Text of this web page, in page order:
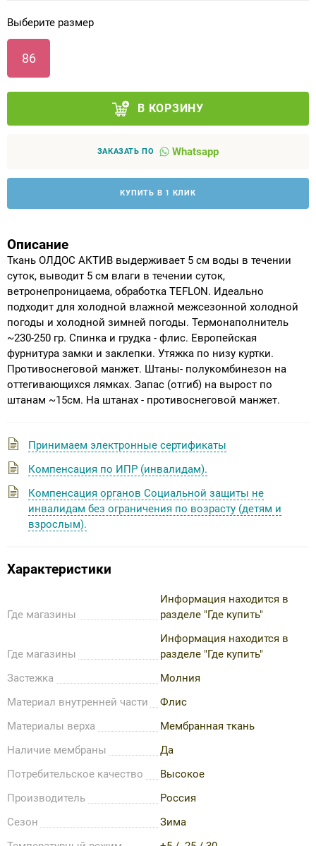
Выберите размер
86
В КОРЗИНУ
ЗАКАЗАТЬ ПО Whatsapp
КУПИТЬ В 1 КЛИК
Описание
Ткань ОЛДОС АКТИВ выдерживает 5 см воды в течении
суток, выводит 5 см влаги в течении суток,
ветронепроницаема, обработка TEFLON. Идеально
подходит для холодной влажной межсезонной холодной
погоды и холодной зимней погоды. Термонаполнитель
~230-250 гр. Спинка и грудка - флис. Европейская
фурнитура замки и заклепки. Утяжка по низу куртки.
Противоснеговой манжет. Штаны- полукомбинезон на
оттегивающихся лямках. Запас (отгиб) на вырост по
штанам ~15см. На штанах - противоснеговой манжет.
Принимаем электронные сертификаты
Компенсация по ИПР (инвалидам).
Компенсация органов Социальной защиты не
инвалидам без ограничения по возрасту (детям и
взрослым).
Характеристики
Где магазины
Информация находится в
разделе "Где купить"
Где магазины
Информация находится в
разделе "Где купить"
Застежка
Молния
Материал внутренней части
Флис
Материалы верха
Мембранная ткань
Наличие мембраны
Да
Потребительское качество
Высокое
Производитель
Россия
Сезон
Зима
Аппараты на суставы
Санитарные приспособления для
инвалидов
Противопролежневые матрасы, подушки
ОПОРЫ, ВЕРТИКАЛИЗАТОРЫ, Оборудование
Индивидуальное изготовление